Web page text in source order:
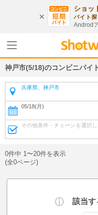
ショッ
バイト
Androd
神戸市(5/18)のコンビニバイ
兵庫県、神戸市
05/18(月)
その他条件・チェーンを選択
0件中 1〜20件を表示
(全0ページ)
該当す